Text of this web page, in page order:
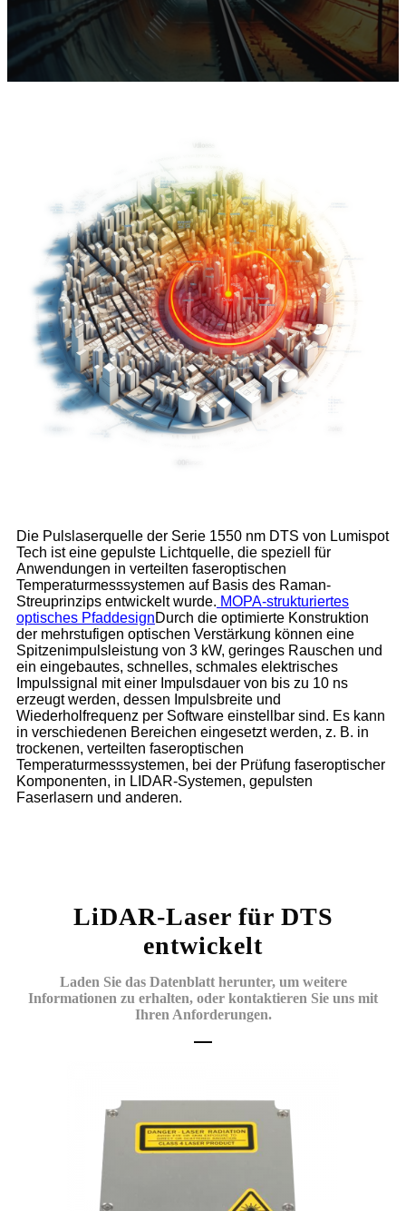
Die Pulslaserquelle der Serie 1550 nm DTS von Lumispot
Tech ist eine gepulste Lichtquelle, die speziell für
Anwendungen in verteilten faseroptischen
Temperaturmesssystemen auf Basis des Raman-
Streuprinzips entwickelt wurde. MOPA-strukturiertes
optisches PfaddesignDurch die optimierte Konstruktion
der mehrstufigen optischen Verstärkung können eine
Spitzenimpulsleistung von 3 kW, geringes Rauschen und
ein eingebautes, schnelles, schmales elektrisches
Impulssignal mit einer Impulsdauer von bis zu 10 ns
erzeugt werden, dessen Impulsbreite und
Wiederholfrequenz per Software einstellbar sind. Es kann
in verschiedenen Bereichen eingesetzt werden, z. B. in
trockenen, verteilten faseroptischen
Temperaturmesssystemen, bei der Prüfung faseroptischer
Komponenten, in LIDAR-Systemen, gepulsten
Faserlasern und anderen.
LiDAR-Laser für DTS
entwickelt
Laden Sie das Datenblatt herunter, um weitere
Informationen zu erhalten, oder kontaktieren Sie uns mit
Ihren Anforderungen.